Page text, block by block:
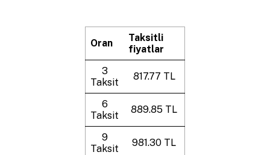
Oran
Taksitli
fiyatlar
3
Taksit
817.77 TL
6
Taksit
889.85 TL
9
Taksit
981.30 TL